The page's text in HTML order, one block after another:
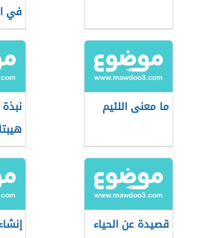
في
ما معنى اللئيم
هيبتا
قصيدة عن الحياء